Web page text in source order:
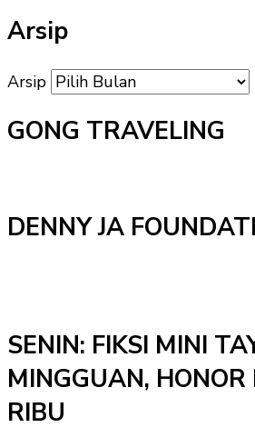
Arsip
Arsip
GONG TRAVELING
DENNY JA
SENIN: FIKSI MINI
MINGGUAN, HONOR
RIBU